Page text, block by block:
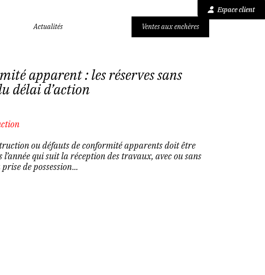
Espace client
Actualités Ventes aux enchères
apparent : les réserves sans
délai d’action
ou défauts de conformité apparents doit être
qui suit la réception des travaux, avec ou sans
de possession...